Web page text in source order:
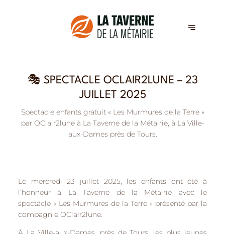
🎭 SPECTACLE OCLAIR2LUNE – 23
JUILLET 2025
Spectacle enfants gratuit « Les Murmures de la Terre »
par OClair2lune à La Taverne de la Métairie, à La Ville-
aux-Dames près de Tours.
Le mercredi 23 juillet 2025, les enfants ont été à
l’honneur à La Taverne de la Métairie avec le
spectacle « Les Murmures de la Terre » présenté par la
compagnie OClair2lune.